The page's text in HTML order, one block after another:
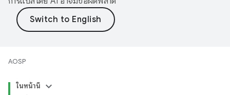
AOSP
ในหน้านี้